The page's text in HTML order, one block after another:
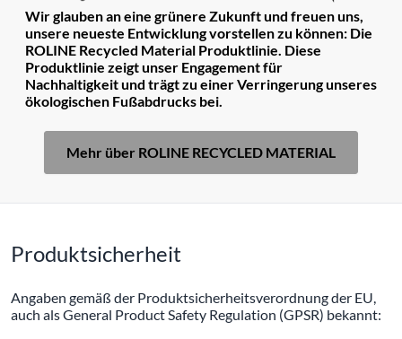
Wir glauben an eine grünere Zukunft und freuen uns,
unsere neueste Entwicklung vorstellen zu können: Die
ROLINE Recycled Material Produktlinie. Diese
Produktlinie zeigt unser Engagement für
Nachhaltigkeit und trägt zu einer Verringerung unseres
ökologischen Fußabdrucks bei.
Mehr über ROLINE RECYCLED MATERIAL
Produktsicherheit
Angaben gemäß der Produktsicherheitsverordnung der EU,
auch als General Product Safety Regulation (GPSR) bekannt: